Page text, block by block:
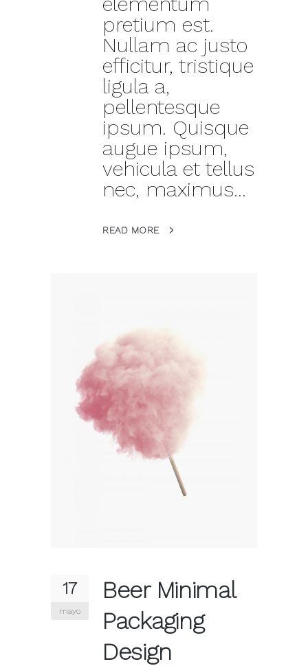
pretium est.
Nullam ac justo
efficitur, tristique
ligula a,
pellentesque
ipsum. Quisque
augue ipsum,
vehicula et tellus
nec, maximus...
READ MORE
17
mayo
Beer Minimal
Packaging
Design